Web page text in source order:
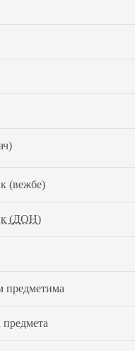
(вежбе)
(ДОН)
предметима